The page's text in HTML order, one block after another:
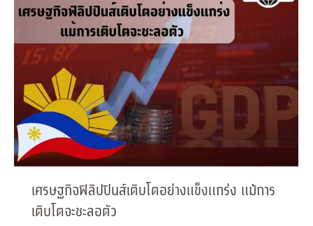
เศรษฐกิจฟิลิปปินส์เติบโตอย่างแข็งแกร่ง แม้การ
เติบโตจะชะลอตัว